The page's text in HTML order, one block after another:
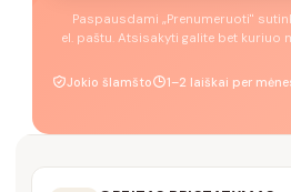
Paspausdami „Prenumeruoti"
el. paštu. Atsisakyti galite bet kuriuo
Jokio šlamšto 1–2 laiškai per